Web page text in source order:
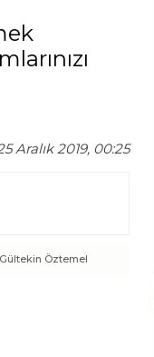
Aralık 2019, 00:25
Öztemel